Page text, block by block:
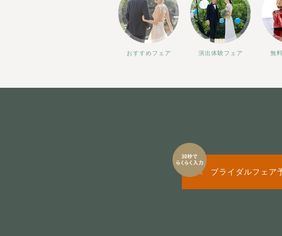
おすすめフェア 演出体験フェア 無
ブライダルフェア